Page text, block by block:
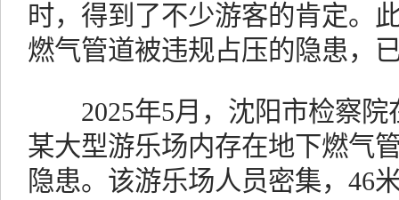
时，得到了不少游客的肯定。
燃气管道被违规占压的隐患，
2025年5月，沈阳市检察院
某大型游乐场内存在地下燃气
隐患。该游乐场人员密集，46